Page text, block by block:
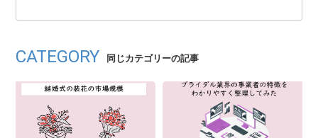
CATEGORY 同じカテゴリーの記事